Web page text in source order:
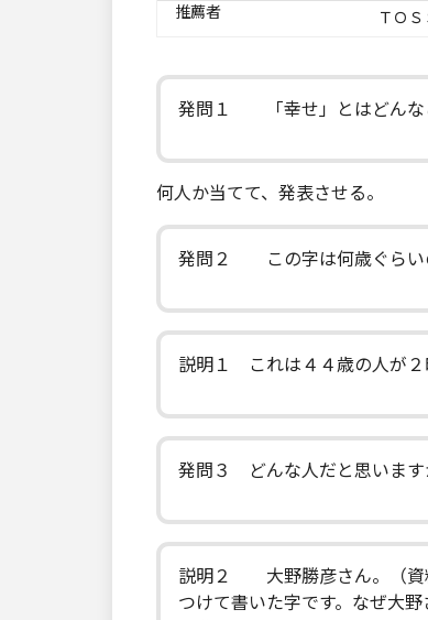
推薦者 ＴＯ
発問１ 「幸せ」とはどんな
何人か当てて、発表させる。
発問２ この字は何歳ぐらい
説明１ これは４４歳の人が２
発問３ どんな人だと思います
説明２ 大野勝彦さん。（資
つけて書いた字です。なぜ大